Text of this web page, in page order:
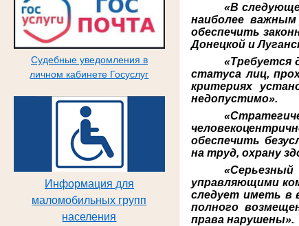
Судебные уведомления в
личном кабинете Госуслуг
Информация для
маломобильных групп
населения
«В
наиболее
обеспечить
Донецкой и
«Требуется
статуса лиц,
критериях
недопустимо».
обеспечить
на труд, охрану
управляющими
следует иметь в
полного
права нарушены».